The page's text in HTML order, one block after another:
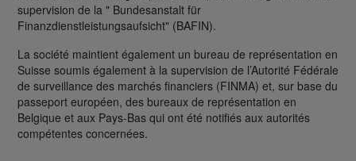
supervision de la " Bundesanstalt für
Finanzdienstleistungsaufsicht" (BAFIN).
La société maintient également un bureau de représentation en
Suisse soumis également à la supervision de l’Autorité Fédérale
de surveillance des marchés financiers (FINMA) et, sur base du
passeport européen, des bureaux de représentation en
Belgique et aux Pays-Bas qui ont été notifiés aux autorités
compétentes concernées.